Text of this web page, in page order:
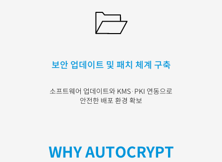
보안 업데이트 및 패치 체계 구축
소프트웨어 업데이트와 KMS·PKI 연동으로
안전한 배포 환경 확보
WHY AUTOCRYPT